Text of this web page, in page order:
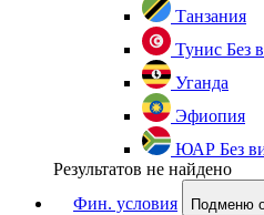
Танзания
Тунис Без
Уганда
Эфиопия
ЮАР Без
Результатов не найдено
Фин. условия
Подменю